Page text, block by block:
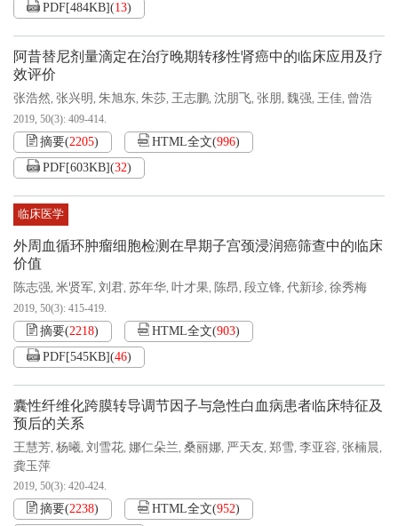
PDF[484KB](13)
阿昔替尼剂量滴定在治疗晚期转移性肾癌中的临床应用及疗
效评价
张浩然, 张兴明, 朱旭东, 朱莎, 王志鹏, 沈朋飞, 张朋, 魏强, 王佳, 曾浩
2019, 50(3): 409-414.
摘要(2205) HTML全文(996)
PDF[603KB](32)
临床医学
外周血循环肿瘤细胞检测在早期子宫颈浸润癌筛查中的临床
价值
陈志强, 米贤军, 刘君, 苏年华, 叶才果, 陈昂, 段立锋, 代新珍, 徐秀梅
2019, 50(3): 415-419.
摘要(2218) HTML全文(903)
PDF[545KB](46)
囊性纤维化跨膜转导调节因子与急性白血病患者临床特征及
预后的关系
王慧芳, 杨曦, 刘雪花, 娜仁朵兰, 桑丽娜, 严天友, 郑雪, 李亚容, 张楠晨,
龚玉萍
2019, 50(3): 420-424.
摘要(2238) HTML全文(952)